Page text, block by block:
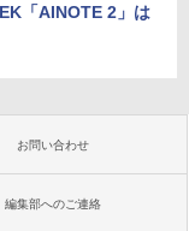
「AINOTE 2」は
お問い合わせ
編集部へのご連絡